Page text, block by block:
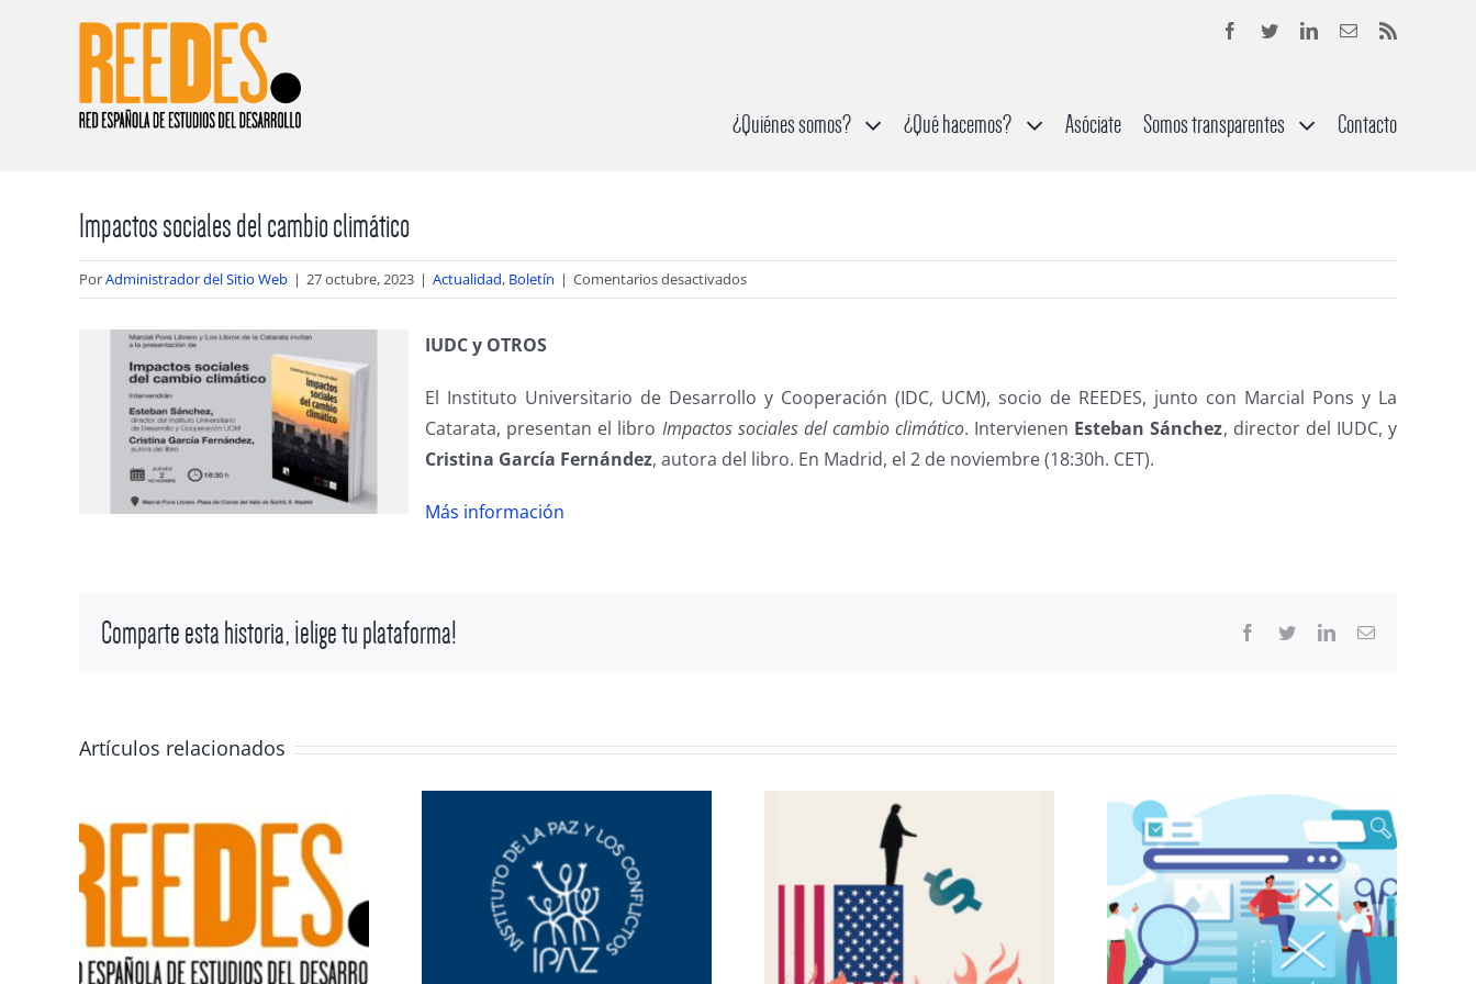
¿Quiénes somos? ¿Qué hacemos? Asóciate Somos transparentes Contacto
Impactos sociales del cambio climático
PorAdministrador del Sitio Web | 27 octubre, 2023 | Actualidad, Boletín | Comentarios desactivadosen
Impactos
climático
IUDC y OTROS
El Instituto Universitario de Desarrollo y Cooperación (IDC, UCM), socio de REEDES, junto con Marcial Pons y La
Catarata, presentan el libro Impactos sociales del cambio climático. Intervienen Esteban Sánchez, director del IUDC, y
Cristina García Fernández, autora del libro. En Madrid, el 2 de noviembre (18:30h. CET).
Más información
Comparte esta historia, ¡elige tu plataforma! Facebook
TwitterLinkedInCorreo
Artículos relacionados
Miradas al mundo Economía del desorden
Llamadas a artículos /
Comunicaciones